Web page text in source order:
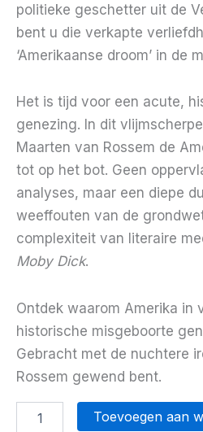
politieke geschetter uit de
bent u die verkapte
‘Amerikaanse droom’ in de
Het is tijd voor een acute,
genezing. In dit
Maarten van Rossem de
tot op het bot. Geen
analyses, maar een diepe
weeffouten van de
complexiteit van literaire
Moby Dick.
Ontdek waarom Amerika in
historische misgeboorte
Gebracht met de nuchtere
Rossem gewend bent.
Toevoegen aan